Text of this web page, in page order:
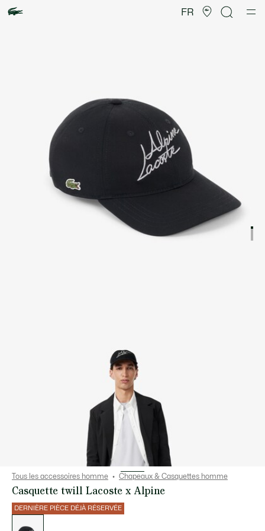
FR
d’images
produit
Tous les accessoires homme Chapeaux & Casquettes homme
Casquette twill Lacoste x Alpine
DERNIÈRE PIÈCE DÉJÀ RÉSERVÉE
déclinaisons